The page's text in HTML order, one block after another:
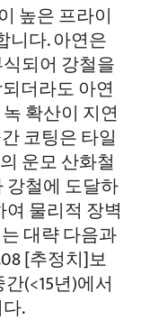
높은 프라이
니다. 아연은
되어 강철을
더라도 아연
확산이 지연
코팅은 타일
운모 산화철
강철에 도달하
물리적 장벽
대략 다음과
[추정치]보
(<15년)에서
.